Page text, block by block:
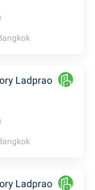
Ladprao
Ladprao